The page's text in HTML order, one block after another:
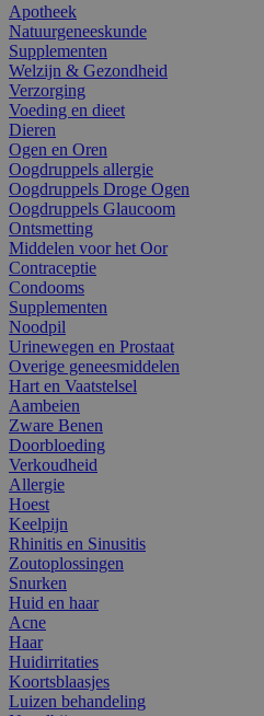
Apotheek
Natuurgeneeskunde
Supplementen
Welzijn & Gezondheid
Verzorging
Voeding en dieet
Dieren
Ogen en Oren
Oogdruppels allergie
Oogdruppels Droge Ogen
Oogdruppels Glaucoom
Ontsmetting
Middelen voor het Oor
Contraceptie
Condooms
Supplementen
Noodpil
Urinewegen en Prostaat
Overige geneesmiddelen
Hart en Vaatstelsel
Aambeien
Zware Benen
Doorbloeding
Verkoudheid
Allergie
Hoest
Keelpijn
Rhinitis en Sinusitis
Zoutoplossingen
Snurken
Huid en haar
Acne
Haar
Huidirritaties
Koortsblaasjes
Luizen behandeling